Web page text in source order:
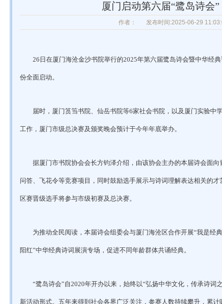
厦门启动第六届“鹭岛诗会
作者： 发布时间:2025-06-29
26日在厦门海沧金沙书院举行的2025年第六届鹭岛诗会暨中华经
份全面启动。
届时，厦门筼筜书院、仙岳书院等6家社会书院，以及厦门实验中
工作，厦门市级总决赛及颁奖晚会预计于今年年底举办。
据厦门市书院协会会长方钧泽介绍，由该协会主办的本届诗会面
问答、飞花令等竞赛项目，同时鼓励选手展示与诗词理解表达相关的
区赛晋级选手将参与市级初赛及总决赛。
为推动全民阅读，本届诗会组委会与厦门海沧区合作开展“我是经
阳红”中华经典诗词展演专场，促进不同年龄群体共诵经典。
“鹭岛诗会”自2020年开办以来，始终以“弘扬中华文化，传承诗词
新活动形式。五年来得到社会各界广泛关注，参赛人数持续攀升，累